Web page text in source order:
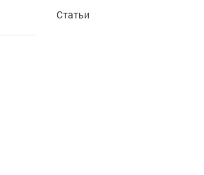
Статьи